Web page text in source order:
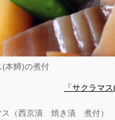
(本鱒)の煮付
「サクラマ
ス（西京漬 焼き漬 煮